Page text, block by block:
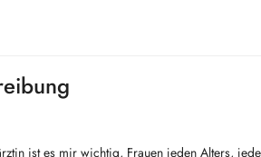
ist es mir wichtig, Frauen jeden Alters,